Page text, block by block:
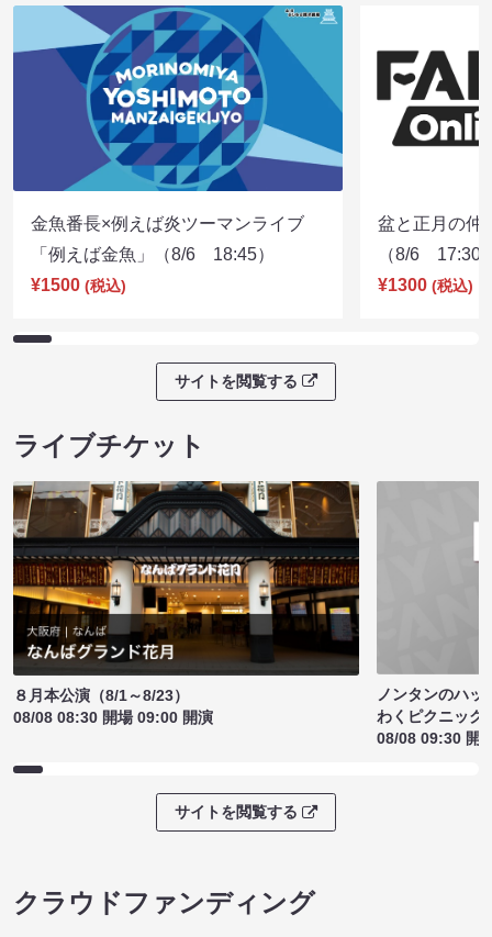
金魚番長×例えば炎ツーマンライブ
「例えば金魚」（8/6 18:45）
¥1500 (税込)
盆と正月の仲
（8/6 17:30
¥1300 (税込)
サイトを閲覧する
ライブチケット
８月本公演（8/1～8/23）
08/08 08:30 開場 09:00 開演
ノンタンのハッ
わくピクニック
08/08 09:30 開
サイトを閲覧する
クラウドファンディング